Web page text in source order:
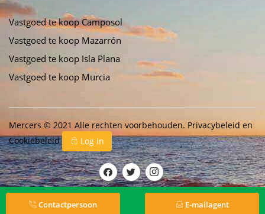
Vastgoed te koop Camposol
Vastgoed te koop Mazarrón
Vastgoed te koop Isla Plana
Vastgoed te koop Murcia
Mercers © 2021 Alle rechten voorbehouden. Privacybeleid en
Cookiebeleid
Log in
Contactpersoon E-mailagent